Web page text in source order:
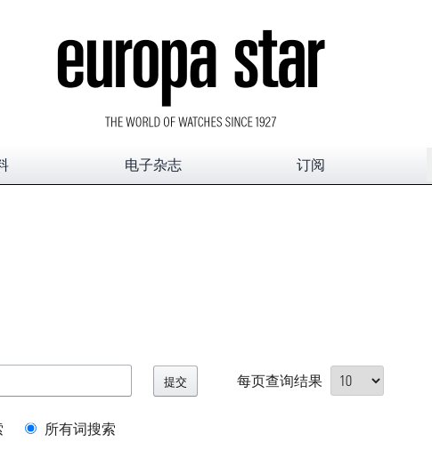
电子杂志 订阅
每页查询结果
所有词搜索